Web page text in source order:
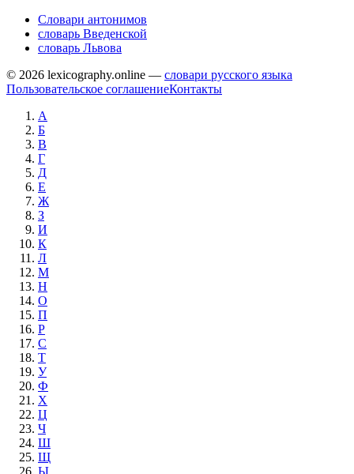
Словари антонимов
словарь Введенской
словарь Львова
© 2026 lexicography.online — словари русского языка
Пользовательское соглашениеКонтакты
А
Б
В
Г
Д
Е
Ж
З
И
К
Л
М
Н
О
П
Р
С
Т
У
Ф
Х
Ц
Ч
Ш
Щ
Ы